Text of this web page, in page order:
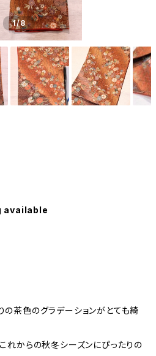
1/8
available
茶色のグラデーションがとても綺
れからの秋冬シーズンにぴったりの